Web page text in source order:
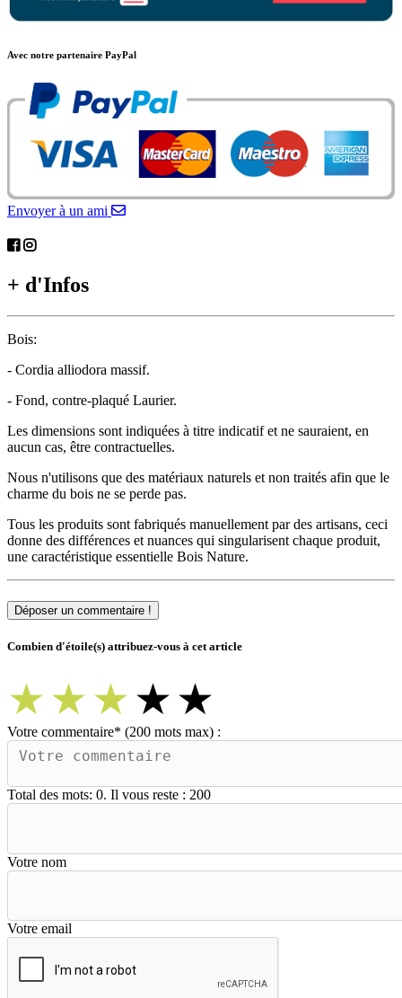
Avec notre partenaire PayPal
Envoyer à un ami
+ d'Infos
Bois:
- Cordia alliodora massif.
- Fond, contre-plaqué Laurier.
Les dimensions sont indiquées à titre indicatif et ne sauraient, en
aucun cas, être contractuelles.
Nous n'utilisons que des matériaux naturels et non traités afin que le
charme du bois ne se perde pas.
Tous les produits sont fabriqués manuellement par des artisans, ceci
donne des différences et nuances qui singularisent chaque produit,
une caractéristique essentielle Bois Nature.
Déposer un commentaire !
Combien d'étoile(s) attribuez-vous à cet article
★★★★★
Votre commentaire* (200 mots max) :
Total des mots: 0. Il vous reste : 200
Votre nom
Votre email